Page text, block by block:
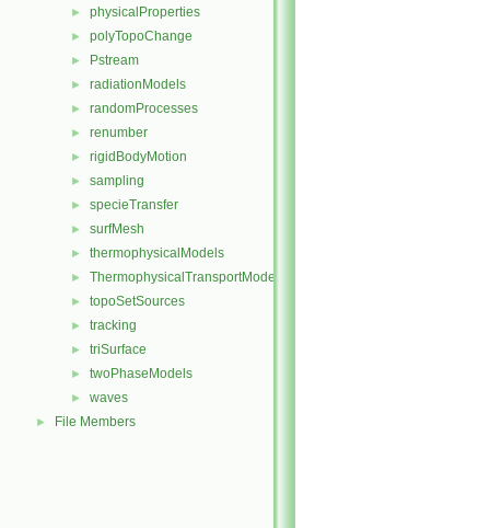
► physicalProperties
► polyTopoChange
► Pstream
► radiationModels
► randomProcesses
► renumber
► rigidBodyMotion
► sampling
► specieTransfer
► surfMesh
► thermophysicalModels
► ThermophysicalTransportModels
► topoSetSources
► tracking
► triSurface
► twoPhaseModels
► waves
► File Members